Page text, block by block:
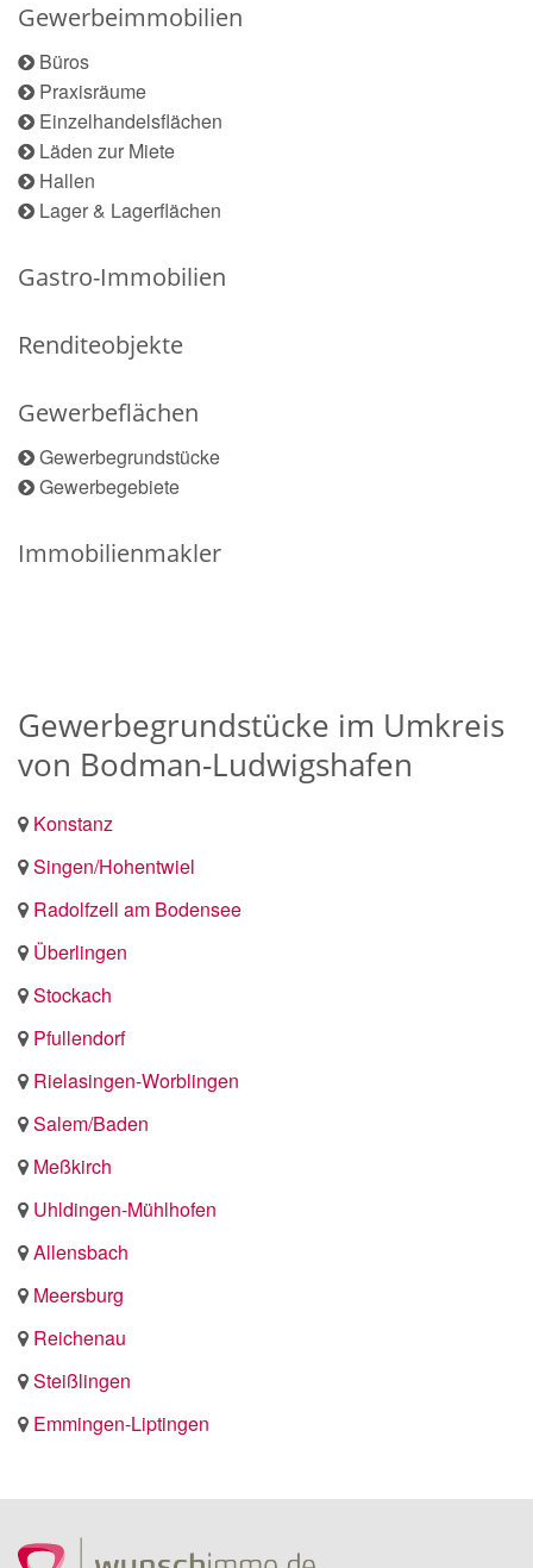
Gewerbeimmobilien
Büros
Praxisräume
Einzelhandelsflächen
Läden zur Miete
Hallen
Lager & Lagerflächen
Gastro-Immobilien
Renditeobjekte
Gewerbeflächen
Gewerbegrundstücke
Gewerbegebiete
Immobilienmakler
Gewerbegrundstücke im Umkreis
von Bodman-Ludwigshafen
Konstanz
Singen/Hohentwiel
Radolfzell am Bodensee
Überlingen
Stockach
Pfullendorf
Rielasingen-Worblingen
Salem/Baden
Meßkirch
Uhldingen-Mühlhofen
Allensbach
Meersburg
Reichenau
Steißlingen
Emmingen-Liptingen